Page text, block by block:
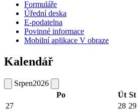
Formuláře
Úřední deska
E-podatelna
Povinné informace
Mobilní aplikace V obraze
Kalendář
Srpen2026
Po
Út St
27
28 29